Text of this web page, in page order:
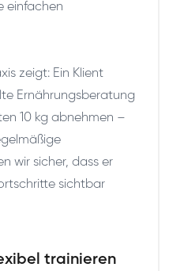
einfachen
zeigt: Ein Klient
Ernährungsberatung
10 kg abnehmen –
wir sicher, dass er
sichtbar
trainieren